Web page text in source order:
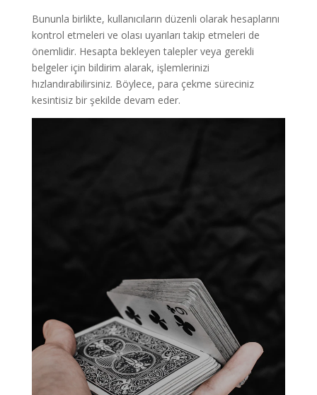
Bununla birlikte, kullanıcıların düzenli olarak hesaplarını
kontrol etmeleri ve olası uyarıları takip etmeleri de
önemlidir. Hesapta bekleyen talepler veya gerekli
belgeler için bildirim alarak, işlemlerinizi
hızlandırabilirsiniz. Böylece, para çekme süreciniz
kesintisiz bir şekilde devam eder.